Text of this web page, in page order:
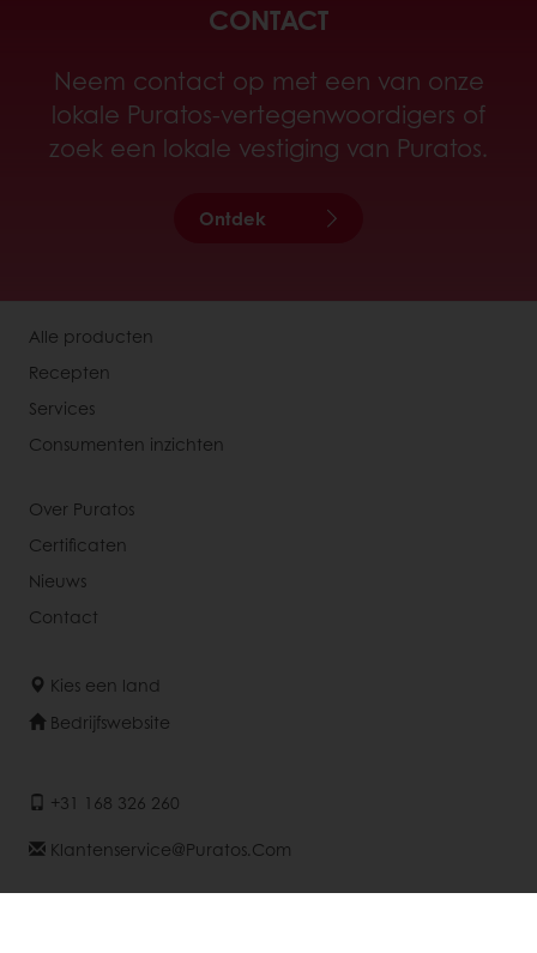
CONTACT
Neem contact op met een van onze
lokale Puratos-vertegenwoordigers of
zoek een lokale vestiging van Puratos.
Ontdek
Alle producten
Recepten
Services
Consumenten inzichten
Over Puratos
Certificaten
Nieuws
Contact
Kies een land
Bedrijfswebsite
+31 168 326 260
Klantenservice@puratos.com